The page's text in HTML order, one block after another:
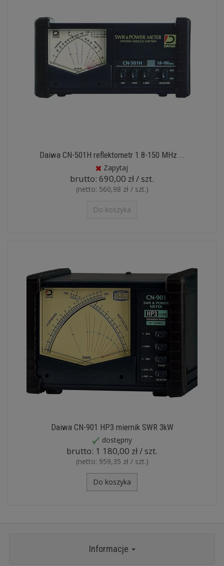
Daiwa CN-501H reflektometr 1.8-150 MHz ...
Zapytaj
brutto: 690,00 zł / szt.
(netto: 560,98 zł / szt.)
Do koszyka
Daiwa CN-901 HP3 miernik SWR 3kW
dostępny
brutto: 1 180,00 zł / szt.
(netto: 959,35 zł / szt.)
Do koszyka
Informacje